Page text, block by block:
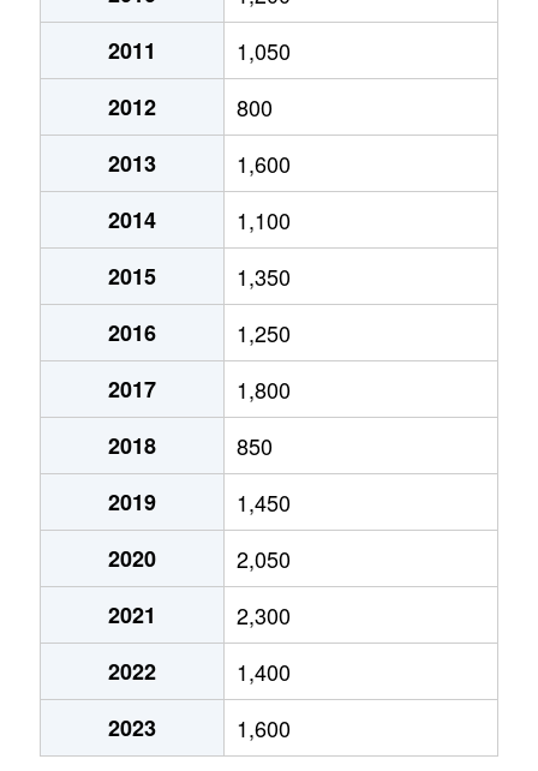
2011
1,050
2012
800
2013
1,600
2014
1,100
2015
1,350
2016
1,250
2017
1,800
2018
850
2019
1,450
2020
2,050
2021
2,300
2022
1,400
2023
1,600